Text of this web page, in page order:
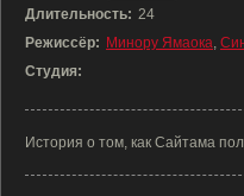
Длительность: 24
Режиссёр: Минору Ямаока,
Студия:
История о том, как Сайтама